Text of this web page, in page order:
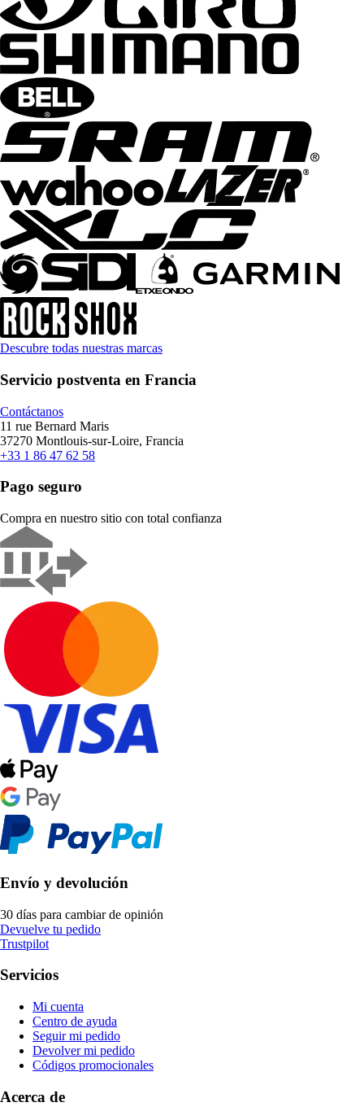
Descubre todas nuestras marcas
Servicio postventa en Francia
Contáctanos
11 rue Bernard Maris
37270 Montlouis-sur-Loire, Francia
+33 1 86 47 62 58
Pago seguro
Compra en nuestro sitio con total confianza
Envío y devolución
30 días para cambiar de opinión
Devuelve tu pedido
Trustpilot
Servicios
Mi cuenta
Centro de ayuda
Seguir mi pedido
Devolver mi pedido
Códigos promocionales
Acerca de